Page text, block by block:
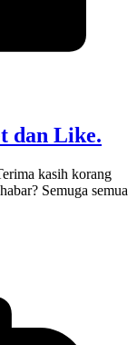
dan Like.
kasih korang
Semuga semua